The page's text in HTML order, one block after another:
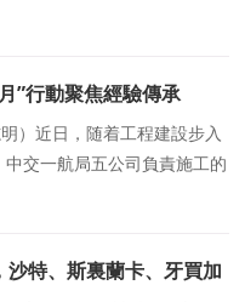
現時間過半任務過半，超
”行動聚焦經驗傳承
）近日，随着工程建設步入
交一航局五公司負責施工的
頭工程（赢聯盟礦
特、斯裏蘭卡、牙買加